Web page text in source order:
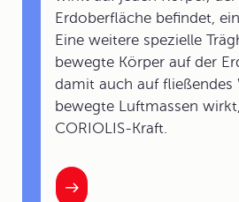
Erdoberfläche befindet,
Eine weitere spezielle
bewegte Körper auf der
damit auch auf fließendes
bewegte Luftmassen
CORIOLIS-Kraft.